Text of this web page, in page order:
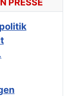
PRESSE